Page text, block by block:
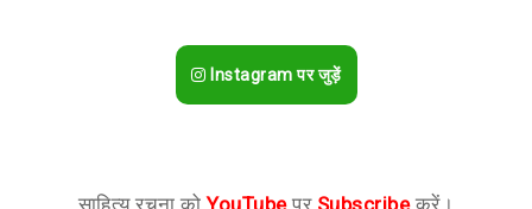
Instagram पर जुड़ें